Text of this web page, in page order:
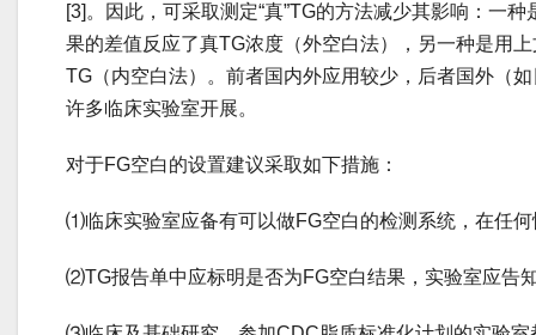
[3]。因此，可采取测定“真”TG的方法减少其影响：一
果的差值反应了真TG浓度（外空白法），另一种是用
TG（内空白法）。前者国内外应用较少，后者国外（
许多临床实验室开展。
对于FG空白的设置建议采取如下措施：
⑴临床实验室应备有可以做FG空白的检测系统，在任
⑵TG报告单中应标明是否为FG空白结果，实验室应告